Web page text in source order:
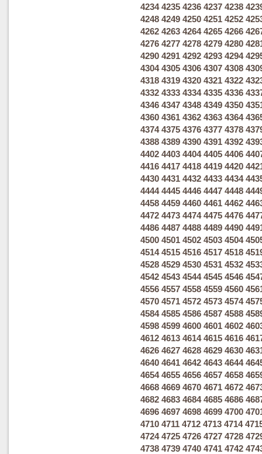
4234 4235 4236 4237 4238
4248 4249 4250 4251 4252
4262 4263 4264 4265 4266
4276 4277 4278 4279 4280
4290 4291 4292 4293 4294
4304 4305 4306 4307 4308
4318 4319 4320 4321 4322
4332 4333 4334 4335 4336
4346 4347 4348 4349 4350
4360 4361 4362 4363 4364
4374 4375 4376 4377 4378
4388 4389 4390 4391 4392
4402 4403 4404 4405 4406
4416 4417 4418 4419 4420
4430 4431 4432 4433 4434
4444 4445 4446 4447 4448
4458 4459 4460 4461 4462
4472 4473 4474 4475 4476
4486 4487 4488 4489 4490
4500 4501 4502 4503 4504
4514 4515 4516 4517 4518
4528 4529 4530 4531 4532
4542 4543 4544 4545 4546
4556 4557 4558 4559 4560
4570 4571 4572 4573 4574
4584 4585 4586 4587 4588
4598 4599 4600 4601 4602
4612 4613 4614 4615 4616
4626 4627 4628 4629 4630
4640 4641 4642 4643 4644
4654 4655 4656 4657 4658
4668 4669 4670 4671 4672
4682 4683 4684 4685 4686
4696 4697 4698 4699 4700
4710 4711 4712 4713 4714
4724 4725 4726 4727 4728
4738 4739 4740 4741 4742